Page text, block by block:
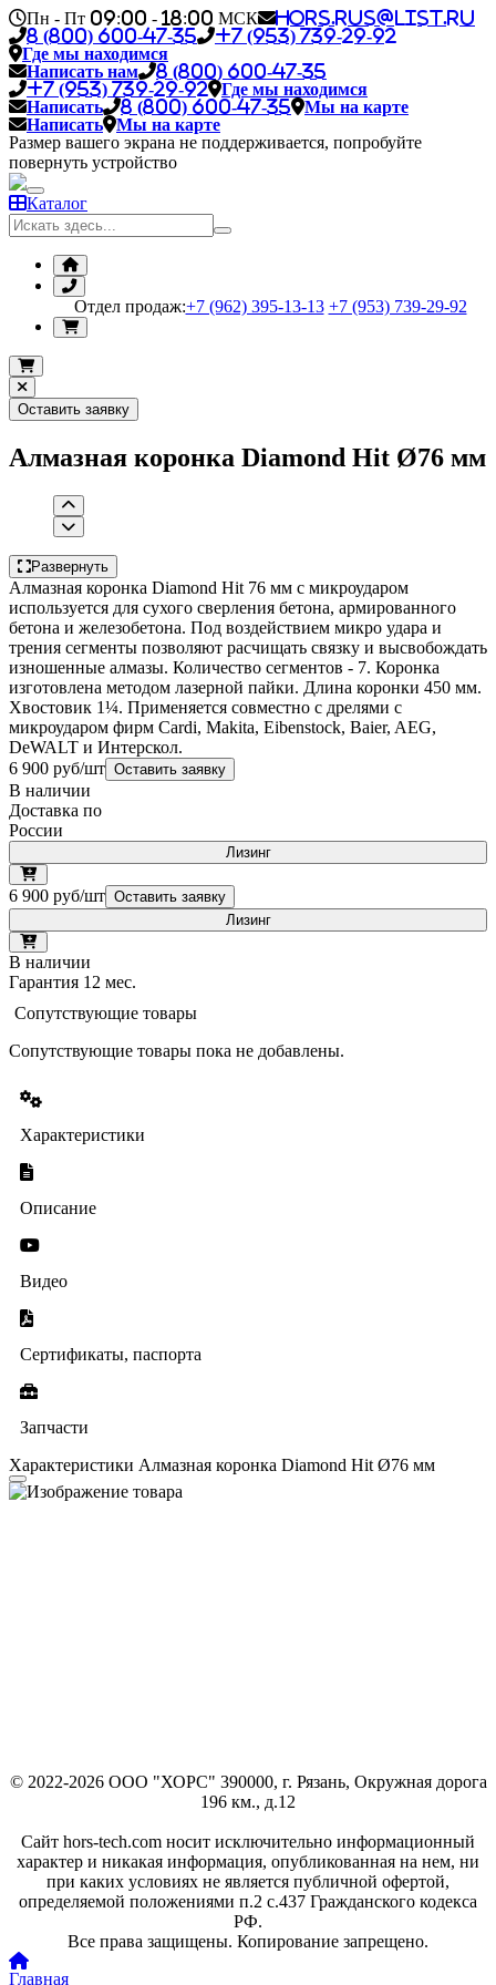
Пн - Пт 09:00 - 18:00 МСК
hors.rus@list.ru
8 (800) 600-47-35
+7 (953) 739-29-92
Где мы находимся
Написать нам
8 (800) 600-47-35
+7 (953) 739-29-92
Где мы находимся
Написать
8 (800) 600-47-35
Мы на карте
Написать
Мы на карте
Размер вашего экрана не поддерживается, попробуйте
повернуть устройство
Каталог
Отдел продаж:+7 (962) 395-13-13 +7 (953) 739-29-92
Оставить заявку
Алмазная коронка Diamond Hit Ø76 мм
Развернуть
Алмазная коронка Diamond Hit 76 мм с микроударом
используется для сухого сверления бетона, армированного
бетона и железобетона. Под воздействием микро удара и
трения сегменты позволяют расчищать связку и высвобождать
изношенные алмазы. Количество сегментов - 7. Коронка
изготовлена методом лазерной пайки. Длина коронки 450 мм.
Хвостовик 1¼. Применяется совместно с дрелями с
микроударом фирм Cardi, Makita, Eibenstock, Baier, AEG,
DeWALT и Интерскол.
6 900 руб/шт Оставить заявку
В наличии
Доставка по
России
Лизинг
6 900 руб/шт Оставить заявку
Лизинг
В наличии
Гарантия 12 мес.
Сопутствующие товары
Сопутствующие товары пока не добавлены.
Характеристики
Описание
Видео
Сертификаты, паспорта
Запчасти
Характеристики Алмазная коронка Diamond Hit Ø76 мм
© 2022-2026 ООО "ХОРС" 390000, г. Рязань, Окружная дорога
196 км., д.12
Сайт hors-tech.com носит исключительно информационный
характер и никакая информация, опубликованная на нем, ни
при каких условиях не является публичной офертой,
определяемой положениями п.2 с.437 Гражданского кодекса
РФ.
Все права защищены. Копирование запрещено.
Главная